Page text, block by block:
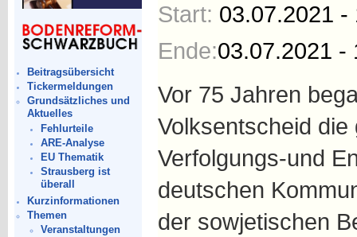
Beitragsübersicht
Tickermeldungen
Grundsätzliches und
Aktuelles
Fehlurteile
ARE-Analyse
EU Thematik
Strausberg ist
überall
Kurzinformationen
Themen
Veranstaltungen
Start: 03.07.2021 -
Ende:03.07.2021 -
Vor 75 Jahren
Volksentscheid
Verfolgungs-und
deutschen
der sowjetischen